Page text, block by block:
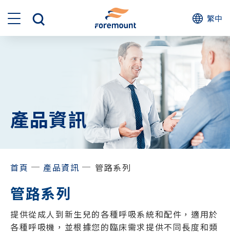
繁中
產品資訊
首頁 ─ 產品資訊 ─ 管路系列
管路系列
提供從成人到新生兒的各種呼吸系統和配件，適用於
各種呼吸機，並根據您的臨床需求提供不同長度和類